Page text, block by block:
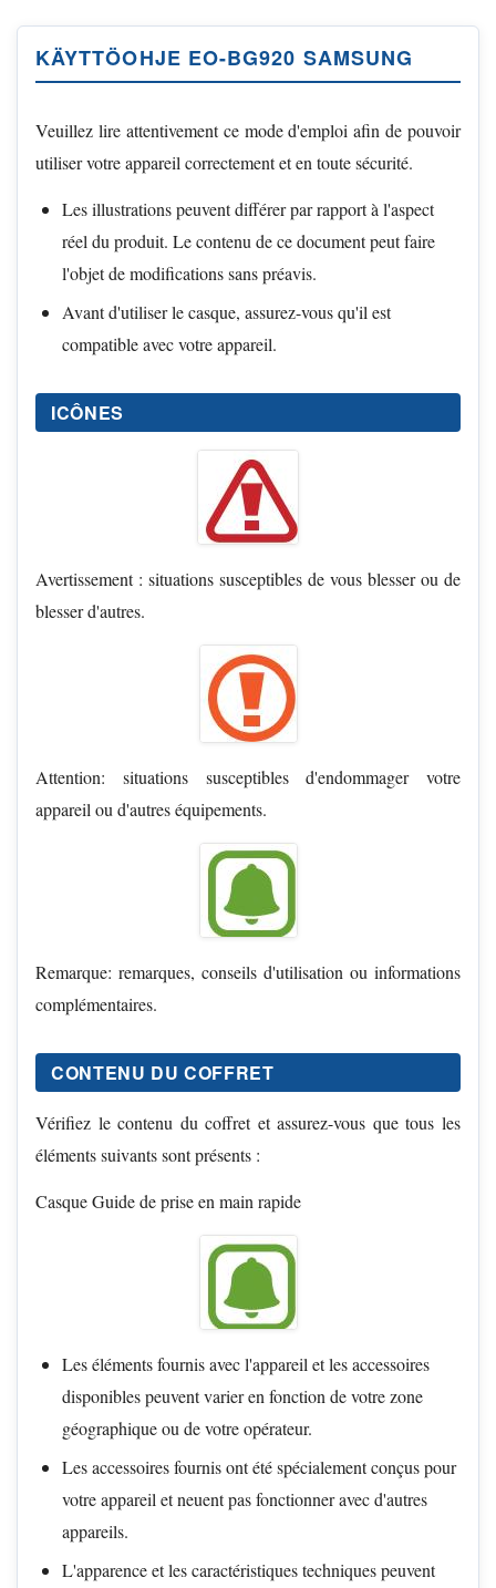
KÄYTTÖOHJE EO-BG920 SAMSUNG
Veuillez lire attentivement ce mode d'emploi afin de pouvoir
utiliser votre appareil correctement et en toute sécurité.
Les illustrations peuvent différer par rapport à l'aspect
réel du produit. Le contenu de ce document peut faire
l'objet de modifications sans préavis.
Avant d'utiliser le casque, assurez-vous qu'il est
compatible avec votre appareil.
ICÔNES
Avertissement : situations susceptibles de vous blesser ou de
blesser d'autres.
Attention: situations susceptibles d'endommager votre
appareil ou d'autres équipements.
Remarque: remarques, conseils d'utilisation ou informations
complémentaires.
CONTENU DU COFFRET
Vérifiez le contenu du coffret et assurez-vous que tous les
éléments suivants sont présents :
Casque Guide de prise en main rapide
Les éléments fournis avec l'appareil et les accessoires
disponibles peuvent varier en fonction de votre zone
géographique ou de votre opérateur.
Les accessoires fournis ont été spécialement conçus pour
votre appareil et neuent pas fonctionner avec d'autres
appareils.
L'apparence et les caractéristiques techniques peuvent